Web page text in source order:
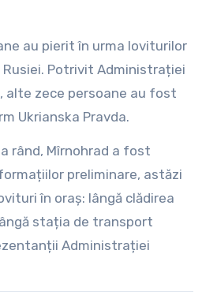
au pierit în urma loviturilor
Potrivit Administrației
alte zece persoane au fost
Ukrianska Pravda.
rând, Mîrnohrad a fost
preliminare, astăzi
în oraș: lângă clădirea
stația de transport
Administrației